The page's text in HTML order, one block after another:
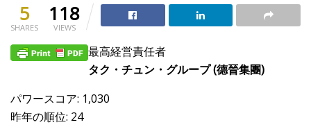
5
SHARES
118
VIEWS
最高経営責任者
タク・チュン・グループ (德晉集團)
パワースコア: 1,030
昨年の順位: 24